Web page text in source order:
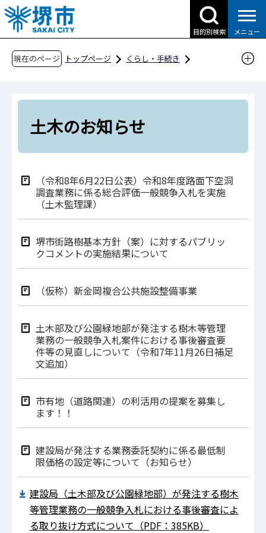
こ
の
ペ
目的別検索 メニュー
現在のページ トップページ
くらし・手続き
土木のお知らせ
（令和8年6月22日公表）令和8年度路面下空洞
調査業務に係る総合評価一般競争入札を実施
（土木監理課）
堺市街路樹基本方針（案）に対するパブリッ
クコメントの実施結果について
（仮称）新金岡複合公共施設整備事業
土木部及び公園緑地部が発注する樹木等管理
業務の一般競争入札案件における事後審査要
件等の見直しについて（令和7年11月26日補足
文追加）
市有地（道路関連）の利活用の提案を募集し
ます！！
建設局が発注する業務委託契約に係る最低制
限価格の設定等について（お知らせ）
建設局（土木部及び公園緑地部）が発注する樹木
等管理業務の一般競争入札における事後審査によ
る取り抜け方式について（PDF：385KB）